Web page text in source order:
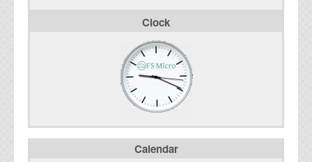
Clock
Calendar